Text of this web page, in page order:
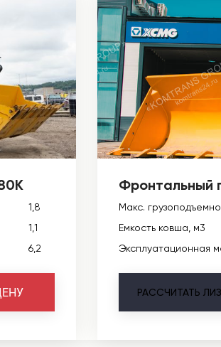
1,8
1,1
6,2
Фронтальный
Макс.
Емкость ковша, м3
Эксплуатационная
РАССЧИТАТЬ